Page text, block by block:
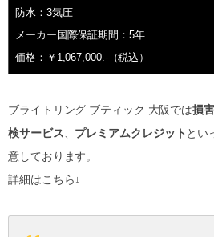
防水：3気圧
メーカー国際保証期間：5年
価格：￥1,067,000.-（税込）
ブライトリング ブティック 大阪では損
検サービス
プレミアムクレジット とい
意しております。
詳細はこちら↓